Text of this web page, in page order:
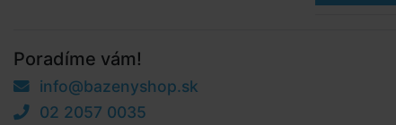
Poradíme vám!
info@bazenyshop.sk
02 2057 0035